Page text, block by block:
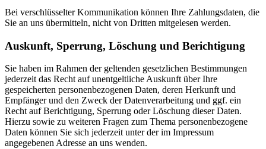
Bei verschlüsselter Kommunikation können Ihre Zahlungsdaten, die
Sie an uns übermitteln, nicht von Dritten mitgelesen werden.
Auskunft, Sperrung, Löschung und Berichtigung
Sie haben im Rahmen der geltenden gesetzlichen Bestimmungen
jederzeit das Recht auf unentgeltliche Auskunft über Ihre
gespeicherten personen­bezogenen Daten, deren Herkunft und
Empfänger und den Zweck der Datenverarbeitung und ggf. ein
Recht auf Berichtigung, Sperrung oder Löschung dieser Daten.
Hierzu sowie zu weiteren Fragen zum Thema personenbezogene
Daten können Sie sich jederzeit unter der im Impressum
angegebenen Adresse an uns wenden.